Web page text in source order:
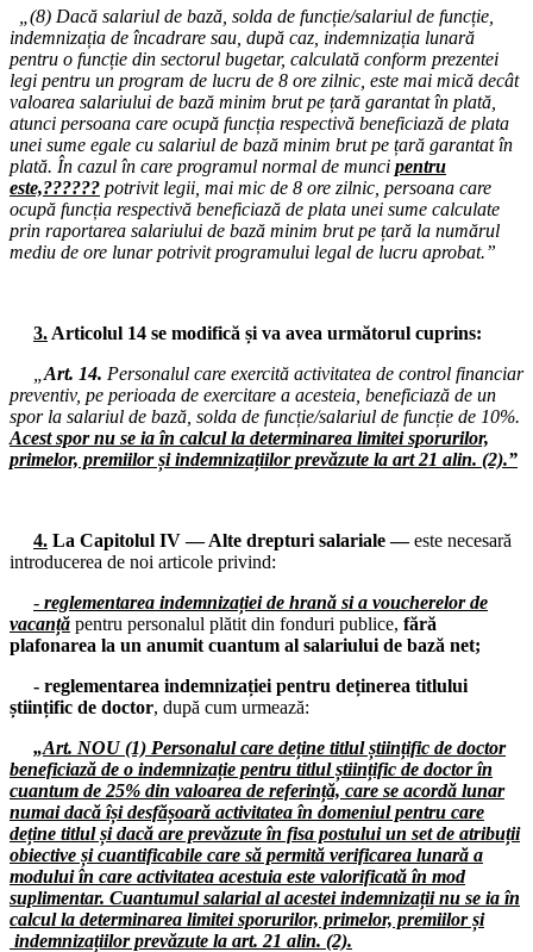
25.02.2026
Miting de protest: Palatul Cotroceni - Președinția României
24.02.2026
Consiliul de administrație al I.S.J. Hunedoara
16.02.2026
Consiliul de administrație al I.S.J. Hunedoara
11.02.2026
Consiliul Liderilor S.I.P. Județul Hunedoara
28.01.2026
25.01.2026
Consiliul de administrație al I.S.J. Hunedoara
23.01.2026
Colegiul Liderilor F.S.E. „Spiru Haret”
Biroul Executiv S.I.P. Județul Hunedoara
19.01.2026
Consiliul de administrație al I.S.J. Hunedoara
16.01.2026
Consiliul de administrație al I.S.J. Hunedoara
13.01.2026
Consiliul de administrație al I.S.J. Hunedoara
12.01.2026
Consiliul de administrație al I.S.J. Hunedoara
05.01.2026
Consiliul de administrație al I.S.J. Hunedoara
„(8) Dacă salariul de bază, solda de funcție/salariul de funcție,
indemnizația de încadrare sau, după caz, indemnizația lunară
pentru o funcție din sectorul bugetar, calculată conform prezentei
legi pentru un program de lucru de 8 ore zilnic, este mai mică decât
valoarea salariului de bază minim brut pe țară garantat în plată,
atunci persoana care ocupă funcția respectivă beneficiază de plata
unei sume egale cu salariul de bază minim brut pe țară garantat în
plată. În cazul în care programul normal de munci pentru
este,?????? potrivit legii, mai mic de 8 ore zilnic, persoana care
ocupă funcția respectivă beneficiază de plata unei sume calculate
prin raportarea salariului de bază minim brut pe țară la numărul
mediu de ore lunar potrivit programului legal de lucru aprobat.”
3. Articolul 14 se modifică și va avea următorul cuprins:
Art. 14. Personalul care exercită activitatea de control financiar
preventiv, pe perioada de exercitare a acesteia, beneficiază de un
spor la salariul de bază, solda de funcție/salariul de funcție de 10%.
Acest spor nu se ia în calcul la determinarea limitei sporurilor,
primelor, premiilor și indemnizațiilor prevăzute la art 21 alin. (2).”
4. La Capitolul IV — Alte drepturi salariale —este necesară
introducerea de noi articole privind:
- reglementarea indemnizației de hrană si a voucherelor de
vacanță pentru personalul plătit din fonduri publice, fără
plafonarea la un anumit cuantum al salariului de bază net;
- reglementarea indemnizației pentru deținerea titlului
științific de doctor, după cum urmează:
„Art. NOU (1) Personalul care deține titlul științific de doctor
beneficiază de o indemnizație pentru titlul științific de doctor în
cuantum de 25% din valoarea de referință, care se acordă lunar
numai dacă își desfășoară activitatea în domeniul pentru care
deține titlul și dacă are prevăzute în fisa postului un set de atribuții
obiective și cuantificabile care să permită verificarea lunară a
modului în care activitatea acestuia este valorificată în mod
suplimentar. Cuantumul salarial al acestei indemnizații nu se ia în
calcul la determinarea limitei sporurilor, primelor, premiilor și
indemnizațiilor prevăzute la art. 21 alin. (2).